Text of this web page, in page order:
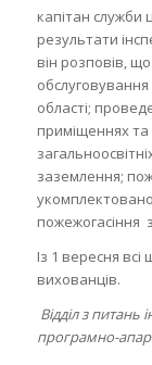
капітан служби
результати
він розповів,
області;
приміщеннях та
заземлення;
пожежогасіння
Із 1 вересня
вихованців.
Відділ з питань
програмно-